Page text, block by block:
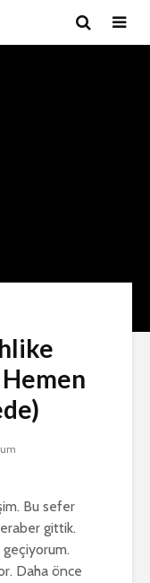
Bu sefer
gittik.
Daha önce